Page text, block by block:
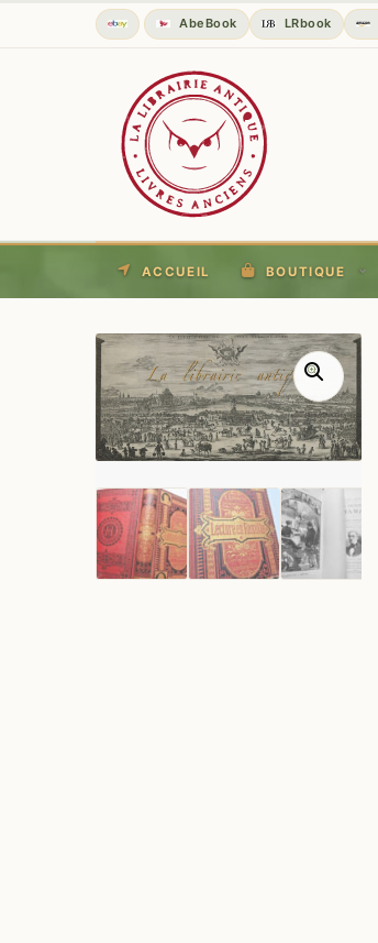
AbeBook LRbook
ACCUEIL BOUTIQUE